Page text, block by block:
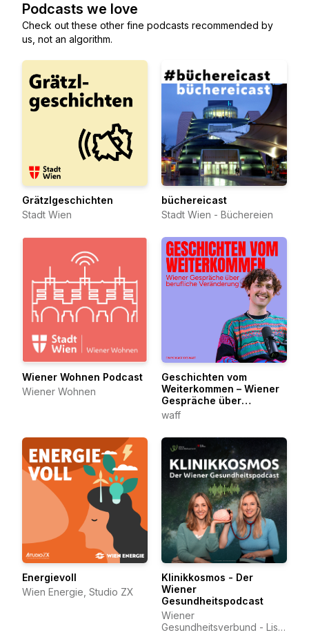
Podcasts we love
Check out these other fine podcasts recommended by
us, not an algorithm.
Grätzlgeschichten
Stadt Wien
büchereicast
Stadt Wien - Büchereien
Wiener Wohnen Podcast
Wiener Wohnen
Geschichten vom
Weiterkommen – Wiener
Gespräche über
berufliche Veränderung
waff
Energievoll
Wien Energie, Studio ZX
Klinikkosmos - Der
Wiener
Gesundheitspodcast
Wiener
Gesundheitsverbund - Lisa